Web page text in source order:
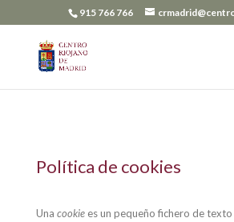
915 766 766
Política de cookies
Una cookiees un pequeño fichero de texto